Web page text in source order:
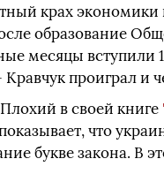
крах экономики
образование
месяцы вступили
Кравчук проиграл и
в своей книге
что
букве закона. В